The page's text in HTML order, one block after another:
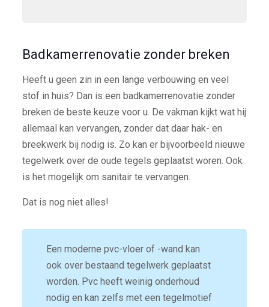
Badkamerrenovatie zonder breken
Heeft u geen zin in een lange verbouwing en veel
stof in huis? Dan is een badkamerrenovatie zonder
breken de beste keuze voor u. De vakman kijkt wat hij
allemaal kan vervangen, zonder dat daar hak- en
breekwerk bij nodig is. Zo kan er bijvoorbeeld nieuwe
tegelwerk over de oude tegels geplaatst woren. Ook
is het mogelijk om sanitair te vervangen.
Dat is nog niet alles!
Een moderne pvc-vloer of -wand kan
ook over bestaand tegelwerk geplaatst
worden. Pvc heeft weinig onderhoud
nodig en kan zelfs met een tegelmotief